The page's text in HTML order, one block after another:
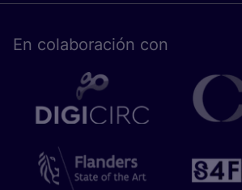
En cola­bo­ra­ción con